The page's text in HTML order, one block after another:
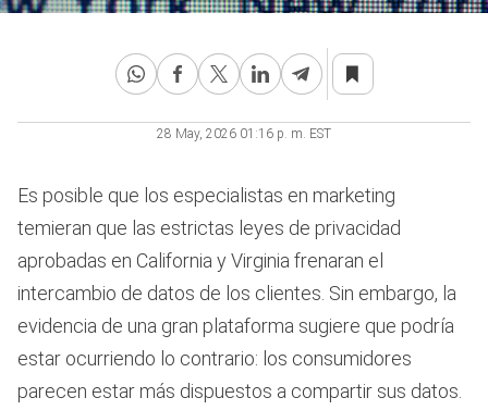
28 May, 2026 01:16 p. m. EST
Es posible que los especialistas en marketing
temieran que las estrictas leyes de privacidad
aprobadas en California y Virginia frenaran el
intercambio de datos de los clientes. Sin embargo, la
evidencia de una gran plataforma sugiere que podría
estar ocurriendo lo contrario: los consumidores
parecen estar más dispuestos a compartir sus datos.